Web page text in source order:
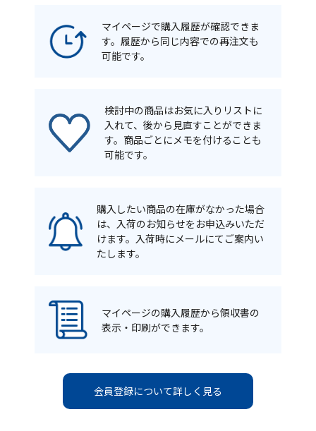
マイページで購入履歴が確認できま
す。履歴から同じ内容での再注文も
可能です。
検討中の商品はお気に入りリストに
入れて、後から見直すことができま
す。商品ごとにメモを付けることも
可能です。
購入したい商品の在庫がなかった場合
は、入荷のお知らせをお申込みいただ
けます。入荷時にメールにてご案内い
たします。
マイページの購入履歴から領収書の
表示・印刷ができます。
会員登録について詳しく見る